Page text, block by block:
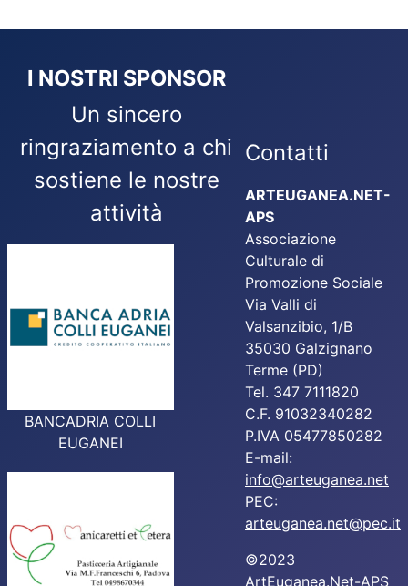
I NOSTRI SPONSOR
Un sincero
ringraziamento a chi
sostiene le nostre
attività
BANCADRIA COLLI
EUGANEI
Contatti
ARTEUGANEA.NET-
APS
Associazione
Culturale di
Promozione Sociale
Via Valli di
Valsanzibio, 1/B
35030 Galzignano
Terme (PD)
Tel. 347 7111820
C.F. 91032340282
P.IVA 05477850282
E-mail:
info@arteuganea.net
PEC:
arteuganea.net@pec.it
©2023
ArtEuganea.Net-APS